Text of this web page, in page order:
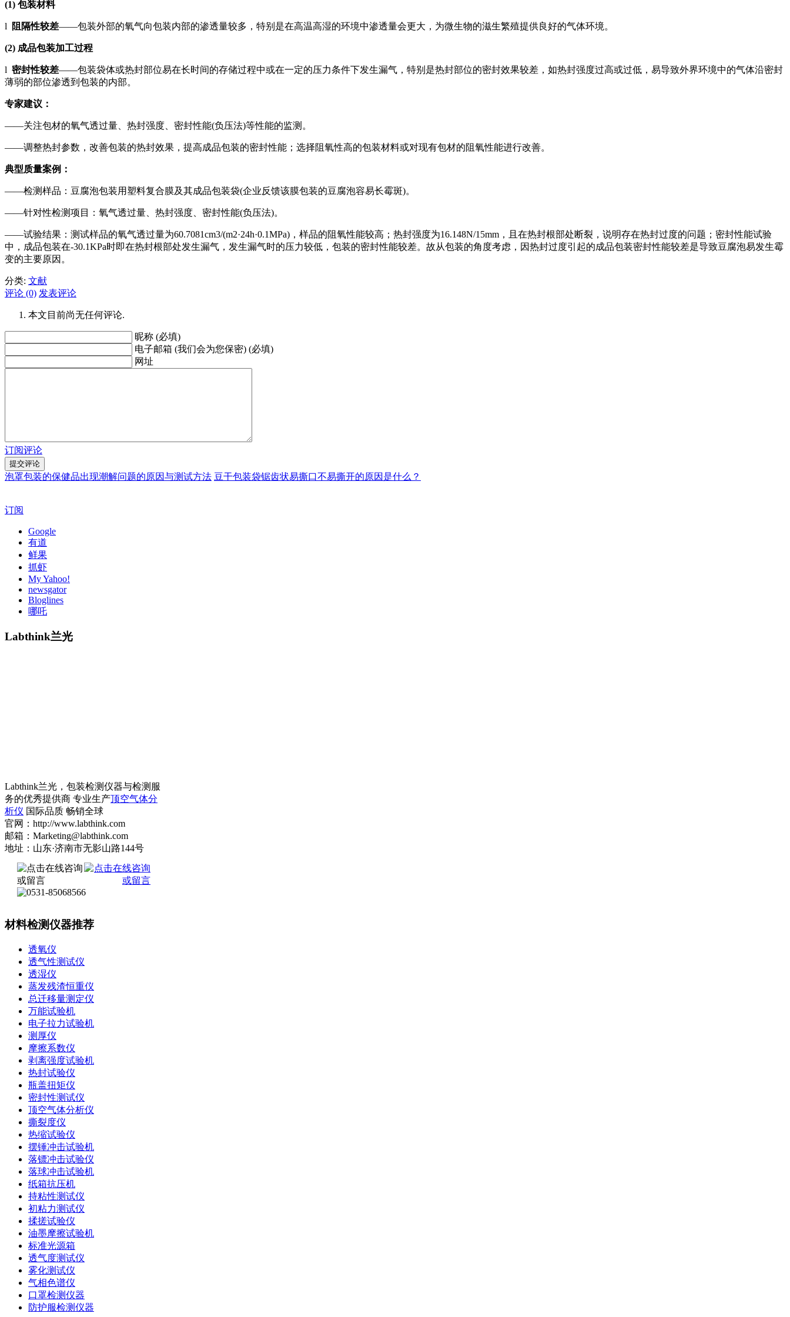
(1) 包装材料
l 阻隔性较差——包装外部的氧气向包装内部的渗透量较多，特别是在高温高湿的环境中渗透量会更大，为微生物的滋生繁殖提供良好的气体环境。
(2) 成品包装加工过程
l 密封性较差——包装袋体或热封部位易在长时间的存储过程中或在一定的压力条件下发生漏气，特别是热封部位的密封效果较差，如热封强度过高或过低，易导致外界环境中的气体沿密封
薄弱的部位渗透到包装的内部。
专家建议：
——关注包材的氧气透过量、热封强度、密封性能(负压法)等性能的监测。
——调整热封参数，改善包装的热封效果，提高成品包装的密封性能；选择阻氧性高的包装材料或对现有包材的阻氧性能进行改善。
典型质量案例：
——检测样品：豆腐泡包装用塑料复合膜及其成品包装袋(企业反馈该膜包装的豆腐泡容易长霉斑)。
——针对性检测项目：氧气透过量、热封强度、密封性能(负压法)。
——试验结果：测试样品的氧气透过量为60.7081cm3/(m2·24h·0.1MPa)，样品的阻氧性能较高；热封强度为16.148N/15mm，且在热封根部处断裂，说明存在热封过度的问题；密封性能试验
中，成品包装在-30.1KPa时即在热封根部处发生漏气，发生漏气时的压力较低，包装的密封性能较差。故从包装的角度考虑，因热封过度引起的成品包装密封性能较差是导致豆腐泡易发生霉
变的主要原因。
分类: 文献
评论 (0) 发表评论
本文目前尚无任何评论.
昵称 (必填)
电子邮箱 (我们会为您保密) (必填)
网址
订阅评论
泡罩包装的保健品出现潮解问题的原因与测试方法 豆干包装袋锯齿状易撕口不易撕开的原因是什么？
订阅
Google
有道
鲜果
抓虾
My Yahoo!
newsgator
Bloglines
哪吒
Labthink兰光
Labthink兰光，包装检测仪器与检测服
务的优秀提供商 专业生产顶空气体分
析仪 国际品质 畅销全球
官网：http://www.labthink.com
邮箱：Marketing@labthink.com
地址：山东·济南市无影山路144号
材料检测仪器推荐
透氧仪
透气性测试仪
透湿仪
蒸发残渣恒重仪
总迁移量测定仪
万能试验机
电子拉力试验机
测厚仪
摩擦系数仪
剥离强度试验机
热封试验仪
瓶盖扭矩仪
密封性测试仪
顶空气体分析仪
撕裂度仪
热缩试验仪
摆锤冲击试验机
落镖冲击试验仪
落球冲击试验机
纸箱抗压机
持粘性测试仪
初粘力测试仪
揉搓试验仪
油墨摩擦试验机
标准光源箱
透气度测试仪
雾化测试仪
气相色谱仪
口罩检测仪器
防护服检测仪器